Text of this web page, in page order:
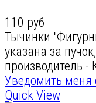
110 руб
Тычинки
указана за
производитель -
Уведомить меня
Quick View